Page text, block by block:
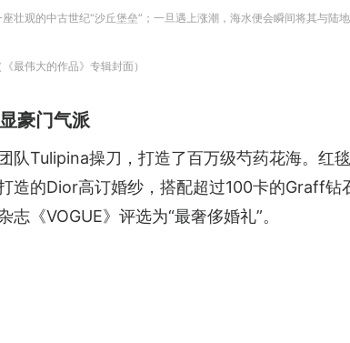
壮观的中古世纪“沙丘堡垒”；一旦遇上涨潮，海水便会瞬间将其与陆
最伟大的作品》专辑封面）
豪门气派
队Tulipina操刀，打造了百万级芍药花海。红
造的Dior高订婚纱，搭配超过100卡的Graff
《VOGUE》评选为“最奢侈婚礼”。